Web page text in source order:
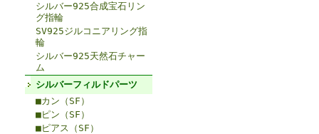
シルバー925合成宝石リン
グ指輪
SV925ジルコニアリング指
輪
シルバー925天然石チャー
ム
シルバーフィルドパーツ
■カン（SF）
■ピン（SF）
■ピアス（SF）